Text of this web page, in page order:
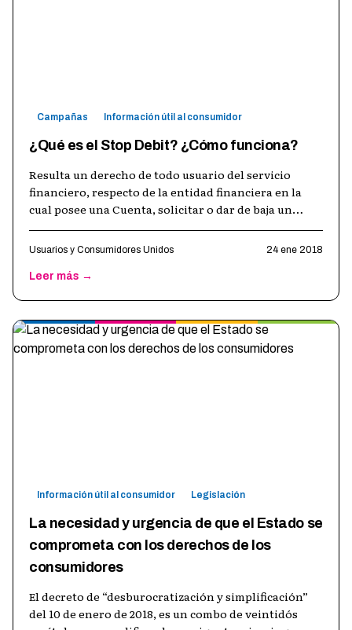
Campañas Información útil al consumidor
¿Qué es el Stop Debit? ¿Cómo funciona?
Resulta un derecho de todo usuario del servicio
financiero, respecto de la entidad financiera en la
cual posee una Cuenta, solicitar o dar de baja un
Usuarios y Consumidores Unidos 24 ene 2018
Leer más →
Información útil al consumidor Legislación
La necesidad y urgencia de que el Estado se
comprometa con los derechos de los
consumidores
El decreto de “desburocratización y simplificación”
del 10 de enero de 2018, es un combo de veintidós